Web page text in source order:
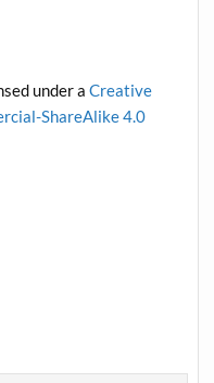
under aCrea­ti­ve
ShareA­li­ke 4.0